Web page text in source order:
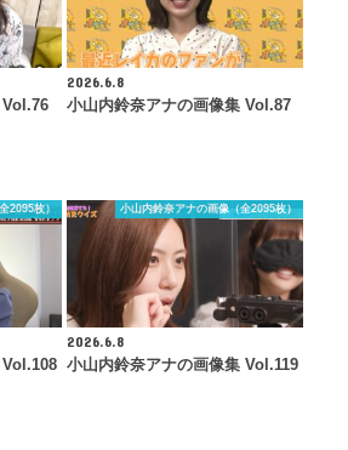
Vol.76
2026.6.8
小山内鈴奈アナの画像集 Vol.87
2095枚） 小山内鈴奈アナの画像（全2095枚）
2026.6.8
小山内鈴奈アナの画像集 Vol.119